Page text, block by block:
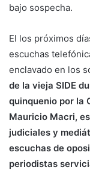
bajo sospecha.
El los próximos
escuchas
enclavado en los
de la vieja SIDE
quinquenio por la
Mauricio Macri,
judiciales y
escuchas de
periodistas